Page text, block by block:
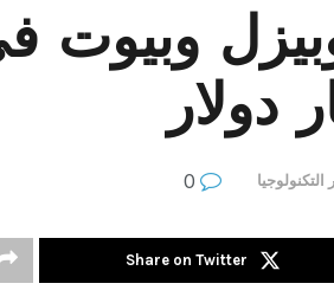
وبيوت
دولار
التكنولوجيا
Share on Twitter